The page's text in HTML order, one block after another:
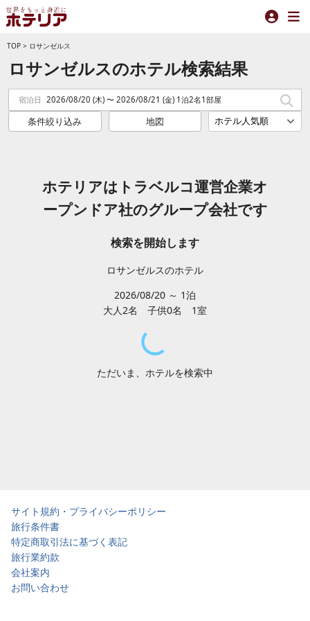
TOP > ロサンゼルス
ロサンゼルスのホテル検索結果
宿泊日 2026/08/20 (木) 〜 2026/08/21 (金) 1泊2名1部屋
条件絞り込み 地図
ホテリアはトラベルコ運営企業オ
ープンドア社のグループ会社です
検索を開始します
ロサンゼルスのホテル
2026/08/20 ～ 1泊
大人2名 子供0名 1室
ただいま、ホテルを検索中
サイト規約・プライバシーポリシー
旅行条件書
特定商取引法に基づく表記
旅行業約款
会社案内
お問い合わせ